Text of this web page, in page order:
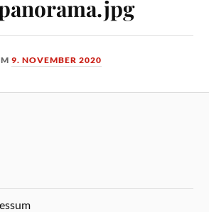
9. NOVEMBER 2020